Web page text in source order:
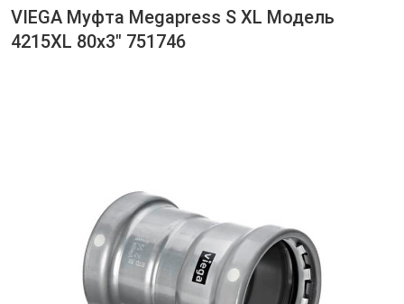
VIEGA Муфта Megapress S XL Модель
4215XL 80x3" 751746